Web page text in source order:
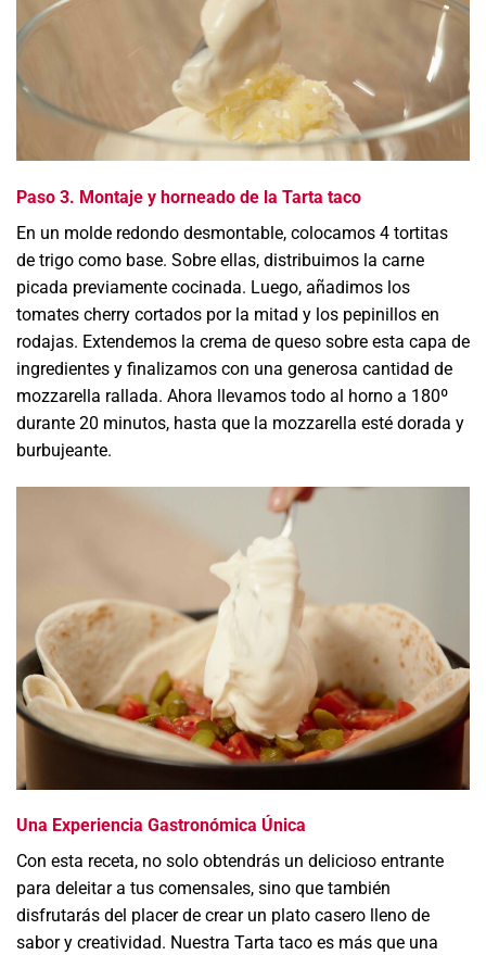
Paso 3. Montaje y horneado de la Tarta taco
En un molde redondo desmontable, colocamos 4 tortitas
de trigo como base. Sobre ellas, distribuimos la carne
picada previamente cocinada. Luego, añadimos los
tomates cherry cortados por la mitad y los pepinillos en
rodajas. Extendemos la crema de queso sobre esta capa de
ingredientes y finalizamos con una generosa cantidad de
mozzarella rallada. Ahora llevamos todo al horno a 180º
durante 20 minutos, hasta que la mozzarella esté dorada y
burbujeante.
Una Experiencia Gastronómica Única
Con esta receta, no solo obtendrás un delicioso entrante
para deleitar a tus comensales, sino que también
disfrutarás del placer de crear un plato casero lleno de
sabor y creatividad. Nuestra Tarta taco es más que una